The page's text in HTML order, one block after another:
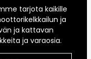
tarjota kaikille
ja
ja kattavan
ja varaosia.